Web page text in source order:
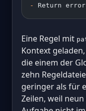
-
Return
Eine Regel mit
Kontext
die einem der
zehn
geringer als für
Zeilen, weil